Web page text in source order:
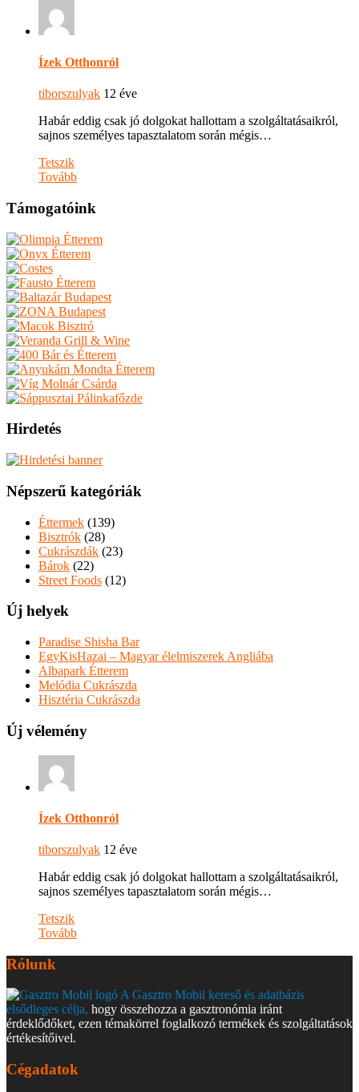
Ízek Otthonról
tiborszulyak 12 éve
Habár eddig csak jó dolgokat hallottam a szolgáltatásaikról,
sajnos személyes tapasztalatom során mégis…
Tetszik
Tovább
Támogatóink
Hirdetés
Népszerű kategóriák
Éttermek (139)
Bisztrók (28)
Cukrászdák (23)
Bárok (22)
Street Foods (12)
Új helyek
Paradise Shisha Bar
EgyKisHazai – Magyar élelmiszerek Angliába
Albapark Étterem
Melódia Cukrászda
Hisztéria Cukrászda
Új vélemény
Ízek Otthonról
tiborszulyak 12 éve
Habár eddig csak jó dolgokat hallottam a szolgáltatásaikról,
sajnos személyes tapasztalatom során mégis…
Tetszik
Tovább
Rólunk
A Gasztro Mobil kereső és adatbázis
elsődleges célja, hogy összehozza a gasztronómia iránt
érdeklődőket, ezen témakörrel foglalkozó termékek és szolgáltatások
értékesítőivel.
Cégadatok